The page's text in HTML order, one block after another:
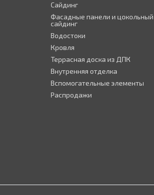
Сайдинг
Фасадные панели и цокольный
сайдинг
Водостоки
Кровля
Террасная доска из ДПК
Внутренняя отделка
Вспомогательные элементы
Распродажи